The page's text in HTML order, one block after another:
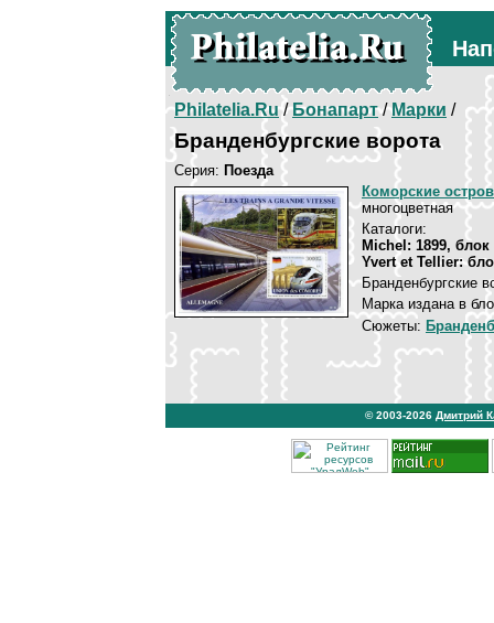
Philatelia.Ru/Бонапарт/Марки /
Бранденбургские ворота
Серия: Поезда
Коморские
многоцветная
Каталоги:
Michel: 1899, блок
Yvert et Tellier:
Бранденбургские
Марка издана в
Сюжеты:
© 2003-2026 Дмитрий